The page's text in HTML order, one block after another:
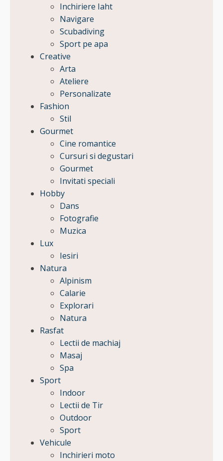
Inchiriere Iaht
Navigare
Scubadiving
Sport pe apa
Creative
Arta
Ateliere
Personalizate
Fashion
Stil
Gourmet
Cine romantice
Cursuri si degustari
Gourmet
Invitati speciali
Hobby
Dans
Fotografie
Muzica
Lux
Iesiri
Natura
Alpinism
Calarie
Explorari
Natura
Rasfat
Lectii de machiaj
Masaj
Spa
Sport
Indoor
Lectii de Tir
Outdoor
Sport
Vehicule
Inchirieri moto